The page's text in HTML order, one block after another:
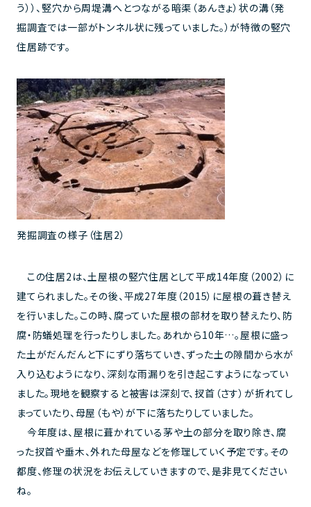
う））、竪穴から周堤溝へとつながる暗渠（あんきょ）状の溝（発
掘調査では一部がトンネル状に残っていました。）が特徴の竪穴
住居跡です。
発掘調査の様子（住居2）
この住居2は、土屋根の竪穴住居として平成14年度（2002）に
建てられました。その後、平成27年度（2015）に屋根の葺き替え
を行いました。この時、腐っていた屋根の部材を取り替えたり、防
腐・防蟻処理を行ったりしました。あれから10年…。屋根に盛っ
た土がだんだんと下にずり落ちていき、ずった土の隙間から水が
入り込むようになり、深刻な雨漏りを引き起こすようになってい
ました。現地を観察すると被害は深刻で、扠首（さす）が折れてし
まっていたり、母屋（もや）が下に落ちたりしていました。
今年度は、屋根に葺かれている茅や土の部分を取り除き、腐
った扠首や垂木、外れた母屋などを修理していく予定です。その
都度、修理の状況をお伝えしていきますので、是非見てください
ね。